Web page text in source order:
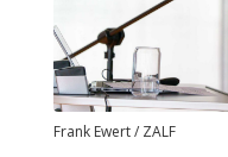
Frank Ewert / ZALF